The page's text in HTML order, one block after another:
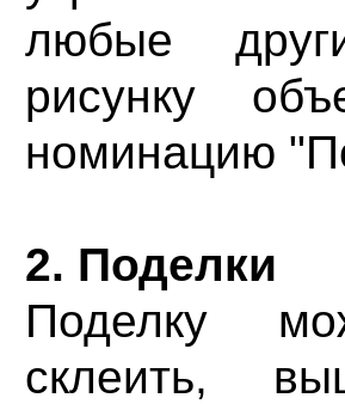
любые
рисунку
номинацию
2. Поделки
Поделку
склеить,